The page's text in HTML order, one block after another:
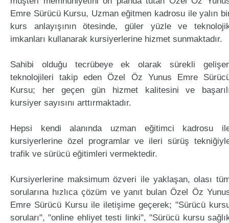
Emre Sürücü Kursu, Uzman eğitmen kadrosu ile yalın
kurs anlayışının ötesinde, güler yüzle ve
imkanları kullanarak kursiyerlerine hizmet sunmaktadır.
Sahibi olduğu tecrübeye ek olarak sürekli
teknolojileri takip eden Özel Öz Yunus Emre
Kursu; her geçen gün hizmet kalitesini ve
kursiyer sayısını arttırmaktadır.
Hepsi kendi alanında uzman eğitimci kadrosu
kursiyerlerine özel programlar ve ileri sürüş
trafik ve sürücü eğitimleri vermektedir.
Kursiyerlerine maksimum özveri ile yaklaşan, olası
sorularına hızlıca çözüm ve yanıt bulan Özel Öz
Emre Sürücü Kursu ile iletişime geçerek; "Sürücü
soruları", "online ehliyet testi linki", "Sürücü kursu